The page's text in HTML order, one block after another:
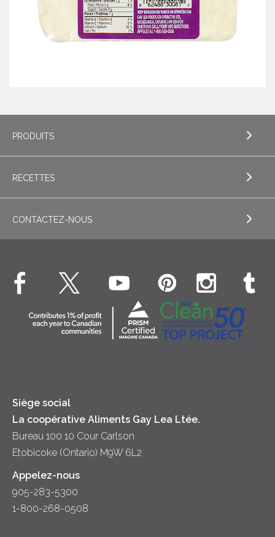
PRODUITS
EXPLORE PRODUITS
Véritable crème fouettée
Crème sure
RECETTES
EXPLORE RECETTES
Déjeuner
CONTACTEZ-NOUS
Contactez-nous
Location
Siège social
La coopérative Aliments Gay Lea Ltée.
Bureau 100 10 Cour Carlson
Etobicoke (Ontario) M9W 6L2
Appelez-nous
905-283-5300
1-800-268-0508